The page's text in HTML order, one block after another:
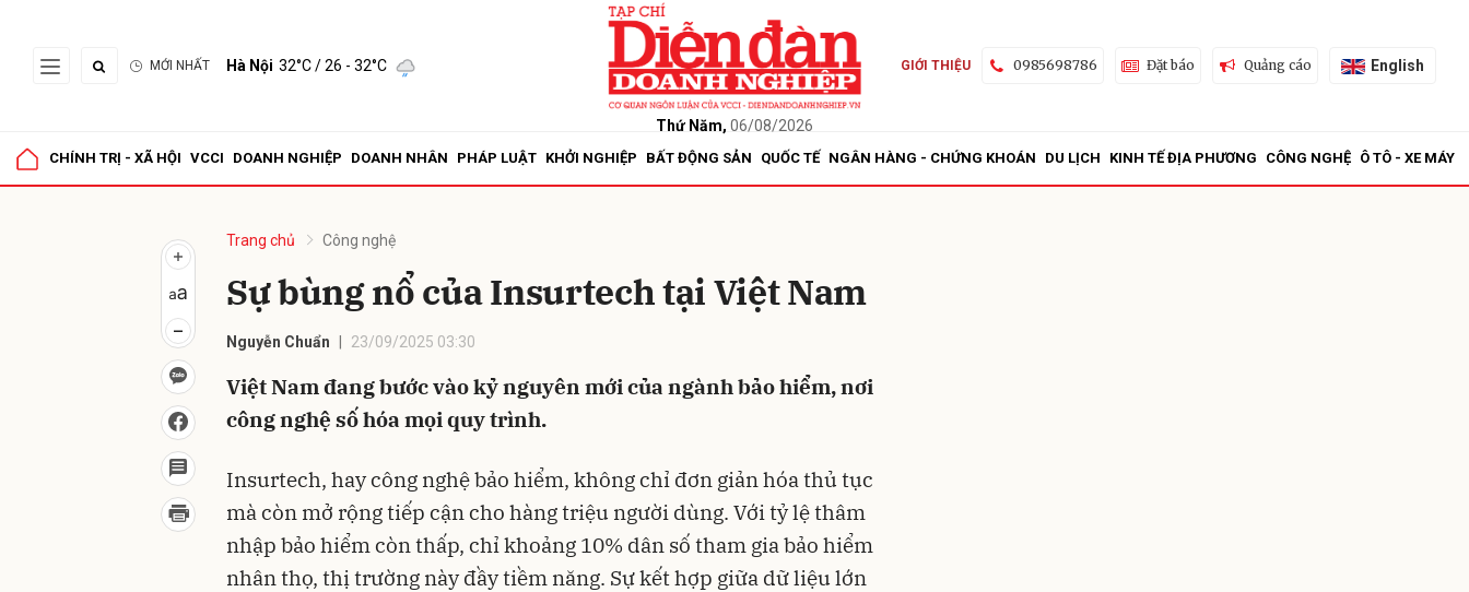
MỚI NHẤT Hà Nội 32°C/ 26 - 32°C
Thứ Năm, 06/08/2026
GIỚI THIỆU 0985698786 Đặt báo Quảng cáo English
CHÍNH TRỊ - XÃ HỘI VCCI DOANH NGHIỆP DOANH NHÂN PHÁP LUẬT KHỞI NGHIỆP BẤT ĐỘNG SẢN QUỐC TẾ NGÂN HÀNG - CHỨNG KHOÁN DU LỊCH KINH TẾ ĐỊA PHƯƠNG CÔNG NGHỆ Ô TÔ - XE MÁY
Trang chủ Công nghệ
Sự bùng nổ của Insurtech tại Việt Nam
Nguyễn Chuẩn 23/09/2025 03:30
Việt Nam đang bước vào kỷ nguyên mới của ngành bảo hiểm, nơi
công nghệ số hóa mọi quy trình.
Insurtech, hay công nghệ bảo hiểm, không chỉ đơn giản hóa thủ tục
mà còn mở rộng tiếp cận cho hàng triệu người dùng. Với tỷ lệ thâm
nhập bảo hiểm còn thấp, chỉ khoảng 10% dân số tham gia bảo hiểm
nhân thọ, thị trường này đầy tiềm năng. Sự kết hợp giữa dữ liệu lớn